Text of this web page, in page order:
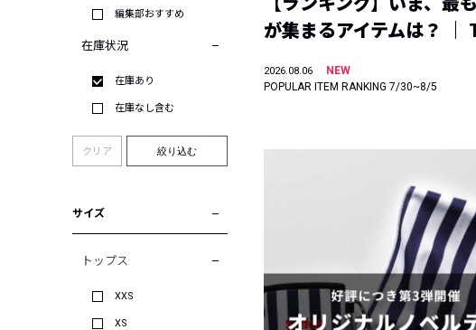
編集部おすすめ
在庫状況
在庫あり
在庫なし含む
クリア 絞り込む
サイズ
トップス
XXS
XS
が集まるアイテムは？ ｜
2026.08.06
NEW
POPULAR ITEM RANKING 7/30~8/5